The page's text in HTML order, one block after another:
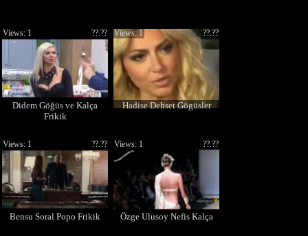
Didem Göğüs ve Kalça
Frikik
??.??
Views: 1
Hadise Dehset Gögüsler
??.??
Views: 1
Bensu Soral Popo Frikik
??.??
Views: 1
Özge Ulusoy Nefis Kalça
??.??
Views: 1